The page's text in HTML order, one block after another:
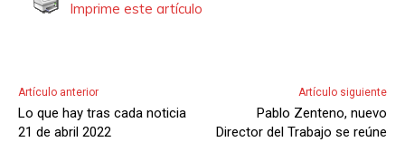
o
Imprime este artículo
Artículo anterior
Lo que hay tras cada noticia
21 de abril 2022
Artículo siguiente
Pablo Zenteno, nuevo
Director del Trabajo se reúne